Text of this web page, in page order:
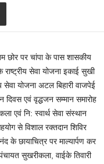
छोर पर चांपा के पास शासकीय
सेवा योजना इकाई सुखी
योजना अटल बिहारी वाजपेई
दिवस एवं वृद्धजन सम्मान समारोह
एवं नि: स्वार्थ सेवा संस्थान
से विशाल रक्तदान शिविर
के छायाचित्र पर माल्यार्पण कर
सुखरीकला, वाईके तिवारी